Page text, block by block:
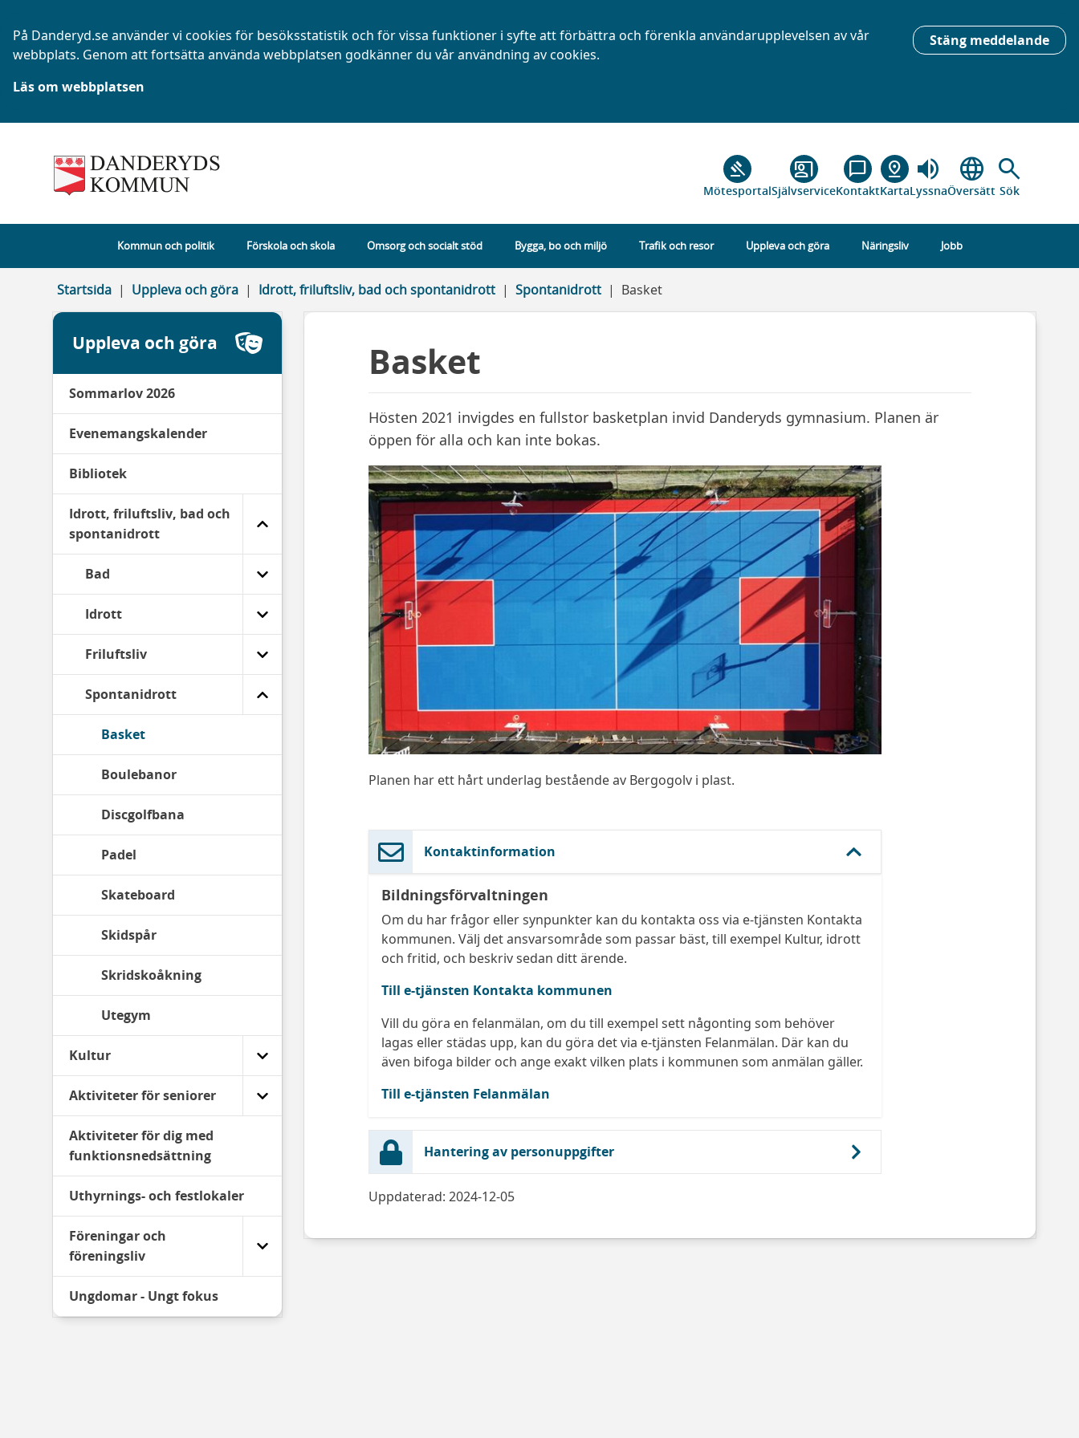
Stäng meddelande
På Danderyd.se använder vi cookies för besöksstatistik och för vissa funktioner i syfte att förbättra och förenkla användarupplevelsen av vår
webbplats. Genom att fortsätta använda webbplatsen godkänner du vår användning av cookies.
Läs om webbplatsen
gavel
Mötesportal
co_present
Självservice
chat_bubble_outline
Kontakt
pin_drop
Karta
volume_up
Lyssna
language
Översätt
search
Sök
Kommun och politik Förskola och skola Omsorg och socialt stöd Bygga, bo och miljö Trafik och resor Uppleva och göra Näringsliv Jobb
Startsida Uppleva och göra Idrott, friluftsliv, bad och spontanidrott Spontanidrott Basket
Basket
Hösten 2021 invigdes en fullstor basketplan invid Danderyds gymnasium. Planen är
öppen för alla och kan inte bokas.
Planen har ett hårt underlag bestående av Bergogolv i plast.
Kontaktinformation
Bildningsförvaltningen
Om du har frågor eller synpunkter kan du kontakta oss via e-tjänsten Kontakta
kommunen. Välj det ansvarsområde som passar bäst, till exempel Kultur, idrott
och fritid, och beskriv sedan ditt ärende.
Till e-tjänsten Kontakta kommunen
Vill du göra en felanmälan, om du till exempel sett någonting som behöver
lagas eller städas upp, kan du göra det via e-tjänsten Felanmälan. Där kan du
även bifoga bilder och ange exakt vilken plats i kommunen som anmälan gäller.
Till e-tjänsten Felanmälan
Hantering av personuppgifter
Uppdaterad: 2024-12-05
Uppleva och göra
Sommarlov 2026
Evenemangskalender
Bibliotek
Idrott, friluftsliv, bad och
spontanidrott
Bad
Idrott
Friluftsliv
Spontanidrott
Basket
Boulebanor
Discgolfbana
Padel
Skateboard
Skidspår
Skridskoåkning
Utegym
Kultur
Aktiviteter för seniorer
Aktiviteter för dig med
funktionsnedsättning
Uthyrnings- och festlokaler
Föreningar och
föreningsliv
Ungdomar - Ungt fokus